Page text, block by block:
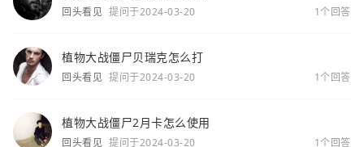
回头看见 提问于2024-03-20 1个回答
植物大战僵尸贝瑞克怎么打
回头看见 提问于2024-03-20 1个回答
植物大战僵尸2月卡怎么使用
回头看见 提问于2024-03-20 1个回答